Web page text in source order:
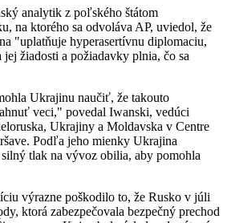
analytik z poľského štátom
na ktorého sa odvoláva AP, uviedol, že
"uplatňuje hyperasertívnu diplomaciu,
žiadosti a požiadavky plnia, čo sa
Ukrajinu naučiť, že takouto
veci," povedal Iwanski, vedúci
Ukrajiny a Moldavska v Centre
Podľa jeho mienky Ukrajina
tlak na vývoz obilia, aby pomohla
výrazne poškodilo to, že Rusko v júli
ktorá zabezpečovala bezpečný prechod